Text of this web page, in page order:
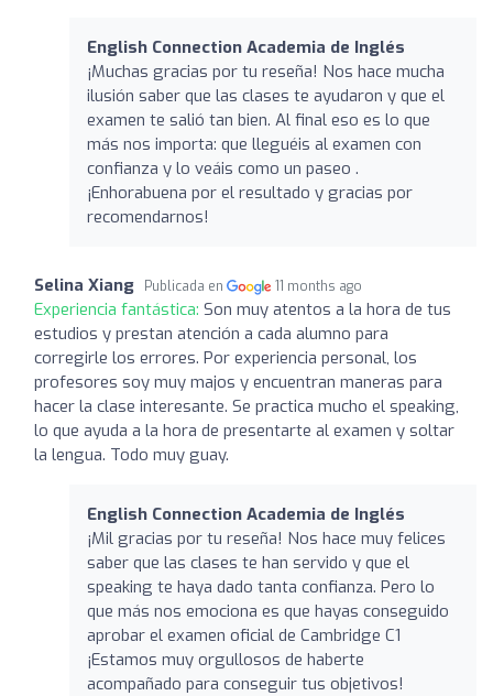
English Connection Academia de Inglés
¡Muchas gracias por tu reseña! Nos hace mucha
ilusión saber que las clases te ayudaron y que el
examen te salió tan bien. Al final eso es lo que
más nos importa: que lleguéis al examen con
confianza y lo veáis como un paseo .
¡Enhorabuena por el resultado y gracias por
recomendarnos!
Selina Xiang Publicada en 11 months ago
Experiencia fantástica: Son muy atentos a la hora de tus
estudios y prestan atención a cada alumno para
corregirle los errores. Por experiencia personal, los
profesores soy muy majos y encuentran maneras para
hacer la clase interesante. Se practica mucho el speaking,
lo que ayuda a la hora de presentarte al examen y soltar
la lengua. Todo muy guay.
English Connection Academia de Inglés
¡Mil gracias por tu reseña! Nos hace muy felices
saber que las clases te han servido y que el
speaking te haya dado tanta confianza. Pero lo
que más nos emociona es que hayas conseguido
aprobar el examen oficial de Cambridge C1
¡Estamos muy orgullosos de haberte
acompañado para conseguir tus objetivos!